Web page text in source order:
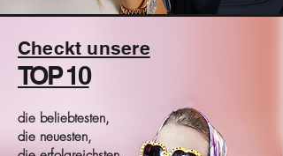
Checkt unsere
TOP 10
die beliebtesten,
die neuesten,